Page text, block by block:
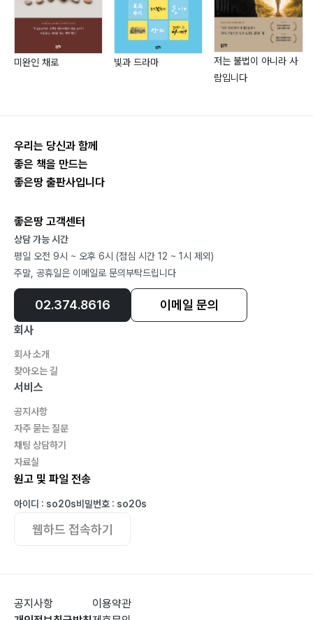
고마운 친구들 155
도끼를 갈아 바늘을 만들다 159
선계로 오르실 법사님 167
그는 뛰고, 나는 걷고 194
손편지의 열락 200
그의 변신은 무죄다 215
아이·思·學
새롭게 찾아갈 길 229
물살을 헤치고 232
연에 꿈을 실어 날리며 238
자유로움의 확장 250
기둥을 뽑아야 하나 256
기도하듯 경건하게 270
할머니들도 친구, 아이들도 친구 277
증조할머니를 지극히 생각하는 아이 283
성냥개비 이야기 289
공중을 날아 보다 295
그림은 마음이다 307
맺는말 ?323
미완인 채로 빛과 드라마
저는 불법이 아니라 사
람입니다
우리는 당신과 함께
좋은 책을 만드는
좋은땅 출판사입니다
좋은땅 고객센터
상담 가능 시간
평일 오전 9시 ~ 오후 6시 (점심 시간 12 ~ 1시 제외)
주말, 공휴일은 이메일로 문의부탁드립니다
02.374.8616 이메일 문의
회사
회사 소개
찾아오는 길
서비스
공지사항
자주 묻는 질문
채팅 상담하기
자료실
원고 및 파일 전송
아이디 : so20s비밀번호 : so20s
웹하드 접속하기
공지사항
이용약관